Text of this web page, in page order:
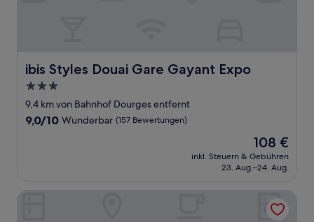
ibis Styles Douai Gare Gayant Expo
ibis Styles Douai Gare Gayant Expo
3.0-
Sterne-
Unterkunft
9,4 km von Bahnhof Dourges entfernt
9.0
9,0/10 Wunderbar (157 Bewertungen)
Der
Preis
beträgt
108 €
inkl. Steuern & Gebühren
23. Aug.–24. Aug.